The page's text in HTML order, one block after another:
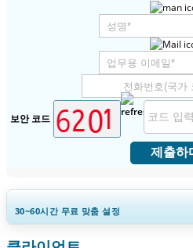
보안 코드
제출하
30~60시간무료 맞춤 설정